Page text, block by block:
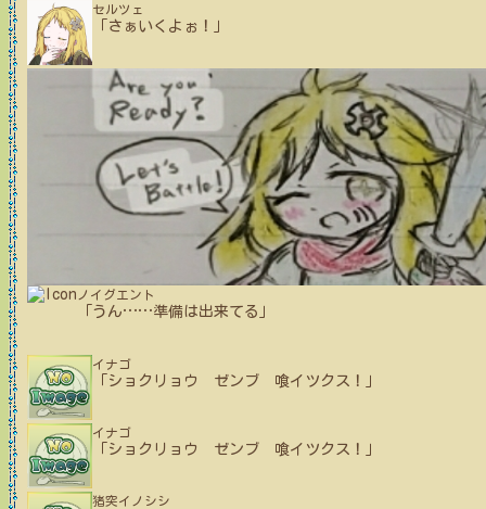
セルツェ
「さぁいくよぉ！」
ノイグエント
「うん……準備は出来てる」
イナゴ
「ショクリョウ ゼンブ 喰イツクス！」
イナゴ
「ショクリョウ ゼンブ 喰イツクス！」
猪突イノシシ